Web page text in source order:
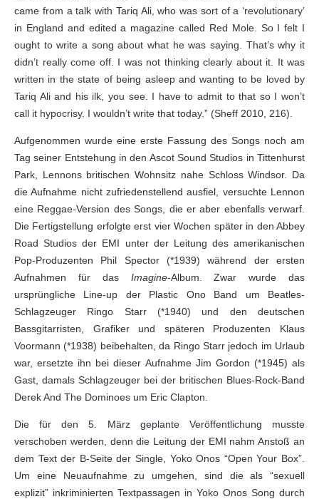
came from a talk with Tariq Ali, who was sort of a ‘revolutionary’
in England and edited a magazine called Red Mole. So I felt I
ought to write a song about what he was saying. That’s why it
didn’t really come off. I was not thinking clearly about it. It was
written in the state of being asleep and wanting to be loved by
Tariq Ali and his ilk, you see. I have to admit to that so I won’t
call it hypocrisy. I wouldn’t write that today.” (Sheff 2010, 216).
Aufgenommen wurde eine erste Fassung des Songs noch am
Tag seiner Entstehung in den Ascot Sound Studios in Tittenhurst
Park, Lennons britischen Wohnsitz nahe Schloss Windsor. Da
die Aufnahme nicht zufriedenstellend ausfiel, versuchte Lennon
eine Reggae-Version des Songs, die er aber ebenfalls verwarf.
Die Fertigstellung erfolgte erst vier Wochen später in den Abbey
Road Studios der EMI unter der Leitung des amerikanischen
Pop-Produzenten Phil Spector (*1939) während der ersten
Aufnahmen für das Imagine-Album. Zwar wurde das
ursprüngliche Line-up der Plastic Ono Band um Beatles-
Schlagzeuger Ringo Starr (*1940) und den deutschen
Bassgitarristen, Grafiker und späteren Produzenten Klaus
Voormann (*1938) beibehalten, da Ringo Starr jedoch im Urlaub
war, ersetzte ihn bei dieser Aufnahme Jim Gordon (*1945) als
Gast, damals Schlagzeuger bei der britischen Blues-Rock-Band
Derek And The Dominoes um Eric Clapton.
Die für den 5. März geplante Veröffentlichung musste
verschoben werden, denn die Leitung der EMI nahm Anstoß an
dem Text der B-Seite der Single, Yoko Onos “Open Your Box”.
Um eine Neuaufnahme zu umgehen, sind die als “sexuell
explizit” inkriminierten Textpassagen in Yoko Onos Song durch